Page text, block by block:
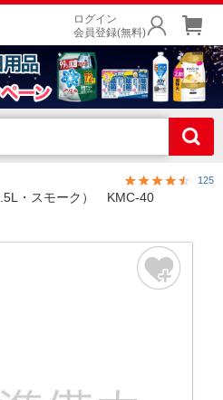
ログイン
会員登録(無料)
125
・スモーク） KMC-40